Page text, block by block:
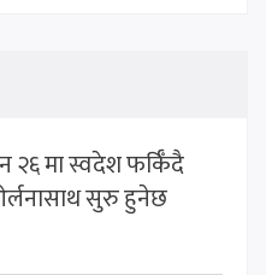
२६ मा स्वदेश फर्किँदै
सुरु हुनेछ